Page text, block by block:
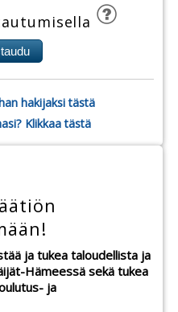
hakijaksi tästä
Klikkaa tästä
ja tukea taloudellista ja
Hämeessä sekä tukea
ja